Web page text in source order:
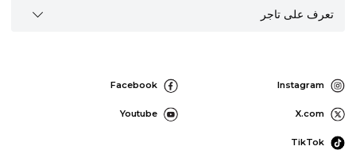
تعرف على تاجر
Instagram
Facebook
X.com
Youtube
TikTok